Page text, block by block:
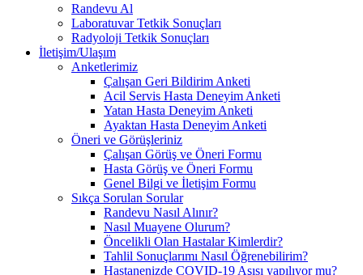
Randevu Al
Laboratuvar Tetkik Sonuçları
Radyoloji Tetkik Sonuçları
İletişim/Ulaşım
Anketlerimiz
Çalışan Geri Bildirim Anketi
Acil Servis Hasta Deneyim Anketi
Yatan Hasta Deneyim Anketi
Ayaktan Hasta Deneyim Anketi
Öneri ve Görüşleriniz
Çalışan Görüş ve Öneri Formu
Hasta Görüş ve Öneri Formu
Genel Bilgi ve İletişim Formu
Sıkça Sorulan Sorular
Randevu Nasıl Alınır?
Nasıl Muayene Olurum?
Öncelikli Olan Hastalar Kimlerdir?
Tahlil Sonuçlarımı Nasıl Öğrenebilirim?
Hastanenizde COVID-19 Aşısı yapılıyor mu?